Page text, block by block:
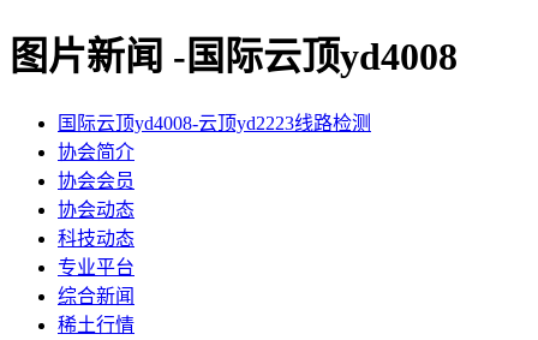
图片新闻 -国际云顶yd4008
国际云顶yd4008-云顶yd2223线路检测
协会简介
协会会员
协会动态
科技动态
专业平台
综合新闻
稀土行情